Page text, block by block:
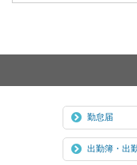
勤怠届
出勤簿・出